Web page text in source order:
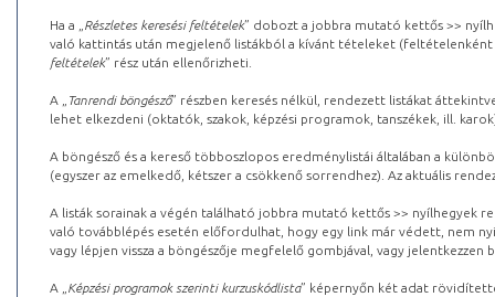
Ha a „ Részletes keresési feltételek” dobozt a jobbra mutató kettős >>
való kattintás után megjelenő listákból a kívánt tételeket (feltételenként
feltételek” rész után ellenőrizheti.
A „ Tanrendi böngésző” részben keresés nélkül, rendezett listákat
lehet elkezdeni (oktatók, szakok, képzési programok, tanszékek, ill.
A böngésző és a kereső többoszlopos eredménylistái általában a
(egyszer az emelkedő, kétszer a csökkenő sorrendhez). Az aktuális
A listák sorainak a végén található jobbra mutató kettős >> nyílhegyek
való továbblépés esetén előfordulhat, hogy egy link már védett, nem
vagy lépjen vissza a böngészője megfelelő gombjával, vagy
A „ Képzési programok szerinti kurzuskódlista” képernyőn két adat